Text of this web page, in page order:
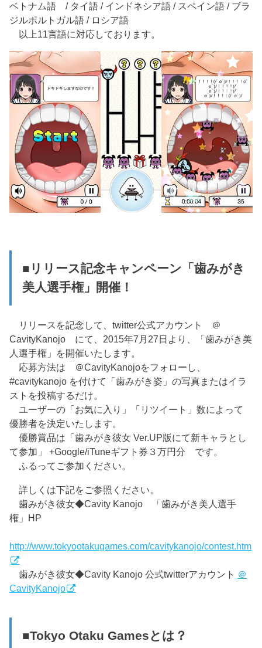
ベトナム語 / タイ語 / インドネシア語 / スペイン語 / ブラ
ジルポルトガル語 / ロシア語
以上11言語に対応しております。
■リリース記念キャンペーン「歯みがき
美人選手権」開催！
リリースを記念して、twitter公式アカウント ＠
CavityKanojo にて、2015年7月27日より、「歯みがき美
人選手権」を開催いたします。
応募方法は ＠CavityKanojoをフォローし、
#cavitykanojo を付けて「歯みがき姿」の写真またはイラ
ストを投稿するだけ。
ユーザーの「お気に入り」「リツイート」数によって
優勝者を決定いたします。
優勝賞品は「歯みがき彼女 Ver.UP版にて新キャラとし
て参加」 +Google/iTuneギフト券３万円分 です。
ふるってご参加ください。
詳しくは下記をご参照ください。
歯みがき彼女◆Cavity Kanojo 「歯みがき美人選手
権」HP
http://www.tokyootakugames.com/cavitykanojo/contest.htm
歯みがき彼女◆Cavity Kanojo 公式twitterアカウント ＠
CavityKanojo
■Tokyo Otaku Gamesとは？